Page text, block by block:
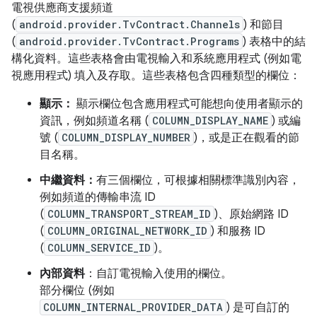
電視供應商支援頻道
( android.provider.TvContract.Channels ) 和節目
( android.provider.TvContract.Programs ) 表格中的結
構化資料。這些表格會由電視輸入和系統應用程式 (例如電
視應用程式) 填入及存取。這些表格包含四種類型的欄位：
顯示： 顯示欄位包含應用程式可能想向使用者顯示的
資訊，例如頻道名稱 ( COLUMN_DISPLAY_NAME ) 或編
號 ( COLUMN_DISPLAY_NUMBER )，或是正在觀看的節
目名稱。
中繼資料： 有三個欄位，可根據相關標準識別內容，
例如頻道的傳輸串流 ID
( COLUMN_TRANSPORT_STREAM_ID )、原始網路 ID
( COLUMN_ORIGINAL_NETWORK_ID ) 和服務 ID
( COLUMN_SERVICE_ID )。
內部資料：自訂電視輸入使用的欄位。
部分欄位 (例如
COLUMN_INTERNAL_PROVIDER_DATA ) 是可自訂的